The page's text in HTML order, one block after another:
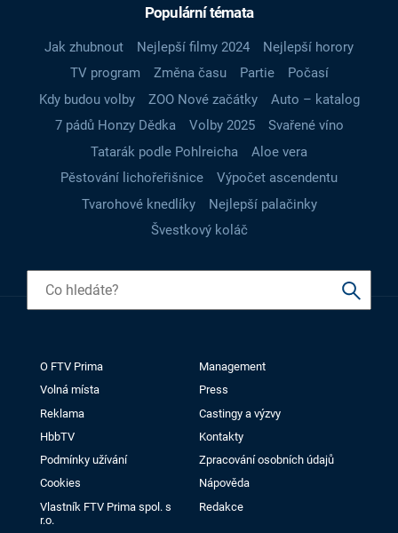
Populární témata
Jak zhubnout Nejlepší filmy 2024
Nejlepší horory
TV program
Změna času Partie
Počasí
Kdy budou volby
ZOO Nové začátky
Auto – katalog
7 pádů Honzy Dědka
Volby 2025
Svařené víno
Tatarák podle Pohlreicha
Aloe vera
Pěstování lichořeřišnice
Výpočet ascendentu
Tvarohové knedlíky
Nejlepší palačinky
Švestkový koláč
O FTV Prima
Management
Volná místa
Press
Reklama
Castingy a výzvy
HbbTV
Kontakty
Podmínky užívání
Zpracování osobních údajů
Cookies
Nápověda
Vlastník FTV Prima spol. s
r.o.
Redakce